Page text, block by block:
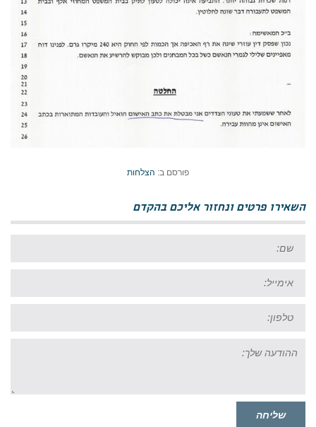
פורסם ב: הצלחות
השאירו פרטים ונחזור אליכם בהקדם
שלך:
שליחה